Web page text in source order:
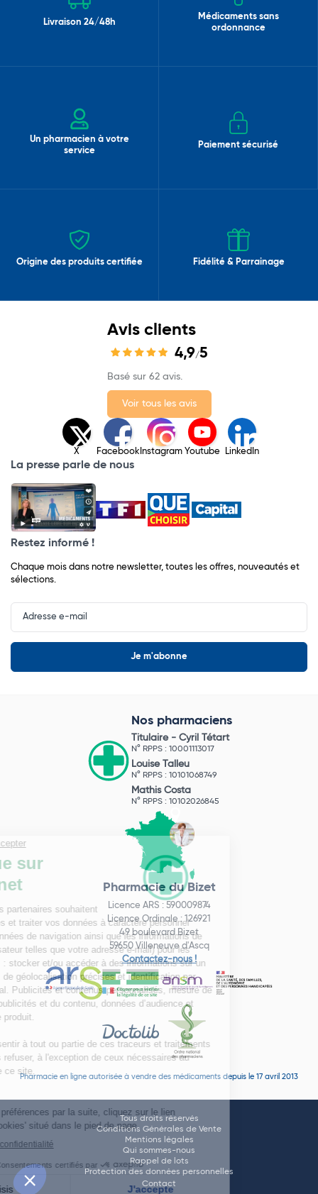
Livraison 24/48h
Médicaments sans
ordonnance
Un pharmacien à votre
service
Paiement sécurisé
Origine des produits certifiée Fidélité & Parrainage
Avis clients
4,9/5
Basé sur 62 avis.
Voir tous les avis
X Facebook Instagram Youtube LinkedIn
La presse parle de nous
Restez informé !
Chaque mois dans notre newsletter, toutes les offres, nouveautés et
sélections.
Input
Newsletter
Nos pharmaciens
Titulaire - Cyril Tétart
N° RPPS : 10001113017
Louise Talleu
N° RPPS : 10101068749
Mathis Costa
N° RPPS : 10102026845
Pharmacie du Bizet
Licence ARS : 590009874
Licence Ordinale : 126921
49 boulevard Bizet
59650 Villeneuve d'Ascq
Contactez-nous !
Pharmacie en ligne autorisée à vendre des médicaments depuis le 17 avril 2013
Tous droits réservés
Conditions Générales de Vente
Mentions légales
Qui sommes-nous
Rappel de lots
Protection des données personnelles
Contact